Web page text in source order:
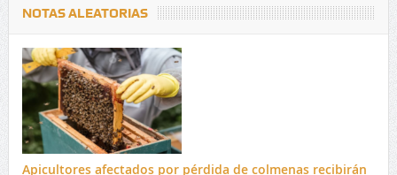
NOTAS ALEATORIAS
Apicultores afectados por pérdida de colmenas recibirán